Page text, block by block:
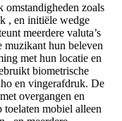
omstandigheden zoals
, en initiële wedge
meerdere valuta’s
muzikant hun beleven
met hun locatie en
biometrische
en vingerafdruk. De
overgangen en
toelaten mobiel alleen